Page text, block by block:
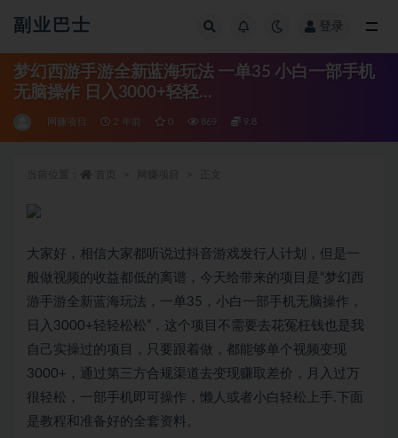
副业巴士 登录
梦幻西游手游全新蓝海玩法 一单35 小白一部手机
无脑操作 日入3000+轻轻...
网赚项目 2 年前 0 869 9.8
大家好，相信大家都听说过抖音游戏发行人计划，但是一
般做视频的收益都低的离谱，今天给带来的项目是“梦幻西
游手游全新蓝海玩法，一单35，小白一部手机无脑操作，
日入3000+轻轻松松”，这个项目不需要去花冤枉钱也是我
自己实操过的项目，只要跟着做，都能够单个视频变现
3000+，通过第三方合规渠道去变现赚取差价，月入过万
很轻松，一部手机即可操作，懒人或者小白轻松上手.下面
是教程和准备好的全套资料。